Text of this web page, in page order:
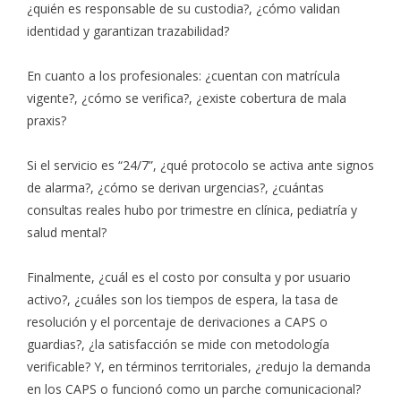
¿quién es responsable de su custodia?, ¿cómo validan
identidad y garantizan trazabilidad?
En cuanto a los profesionales: ¿cuentan con matrícula
vigente?, ¿cómo se verifica?, ¿existe cobertura de mala
praxis?
Si el servicio es “24/7”, ¿qué protocolo se activa ante signos
de alarma?, ¿cómo se derivan urgencias?, ¿cuántas
consultas reales hubo por trimestre en clínica, pediatría y
salud mental?
Finalmente, ¿cuál es el costo por consulta y por usuario
activo?, ¿cuáles son los tiempos de espera, la tasa de
resolución y el porcentaje de derivaciones a CAPS o
guardias?, ¿la satisfacción se mide con metodología
verificable? Y, en términos territoriales, ¿redujo la demanda
en los CAPS o funcionó como un parche comunicacional?